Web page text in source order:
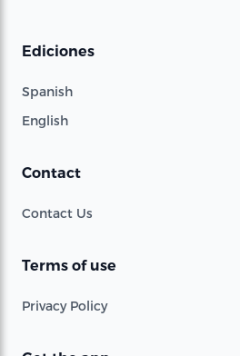
Ediciones
Spanish
English
Contact
Contact Us
Terms of use
Privacy Policy